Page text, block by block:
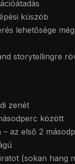
küszöb
lehetősége
storytellingre
zenét
között
– az első 2
(sokan hang